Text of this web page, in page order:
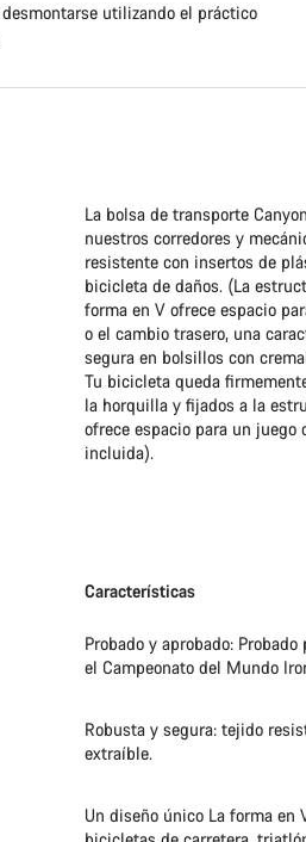
utilizando el práctico
La bolsa de transporte
nuestros corredores y
resistente con insertos de
bicicleta de daños. (La
forma en V ofrece espacio
o el cambio trasero, una
segura en bolsillos con
Tu bicicleta queda
la horquilla y fijados a la
ofrece espacio para un juego
incluida).
Características
Probado y aprobado:
el Campeonato del Mundo
Robusta y segura: tejido
extraíble.
Un diseño único La forma en